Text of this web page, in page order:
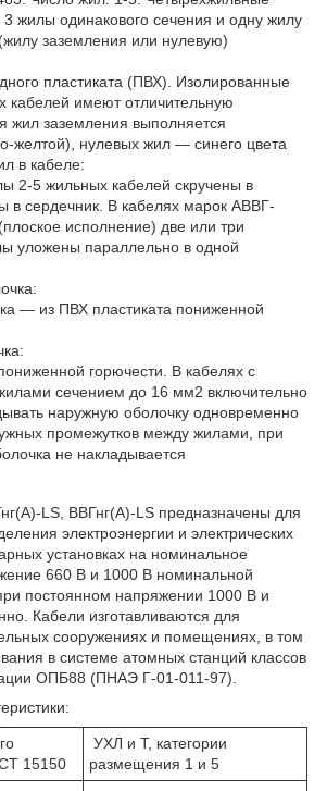
3 жилы одинакового сечения и одну жилу
заземления или нулевую)
пластиката (ПВХ). Изолированные
кабелей имеют отличительную
жил заземления выполняется
желтой), нулевых жил — синего цвета
в кабеле:
2-5 жильных кабелей скручены в
в сердечник. В кабелях марок АВВГ-
исполнение) две или три
уложены параллельно в одной
— из ПВХ пластиката пониженной
горючести. В кабелях с
сечением до 16 мм2 включительно
наружную оболочку одновременно
промежутков между жилами, при
не накладывается
LS, ВВГнг(А)-LS предназначены для
электроэнергии и электрических
установках на номинальное
660 В и 1000 В номинальной
постоянном напряжении 1000 В и
Кабели изготавливаются для
сооружениях и помещениях, в том
в системе атомных станций классов
ОПБ88 (ПНАЭ Г-01-011-97).
15150
УХЛ и Т, категории
размещения 1 и 5